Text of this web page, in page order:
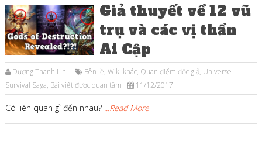
Giả thuyết về 12 vũ
trụ và các vị thần
Ai Cập
Dương Thanh Lin Bên lề, Wiki khác, Quan điểm độc giả, Universe
Survival Saga, Bài viết được quan tâm 11/12/2017
Có liên quan gì đến nhau? ...Read More